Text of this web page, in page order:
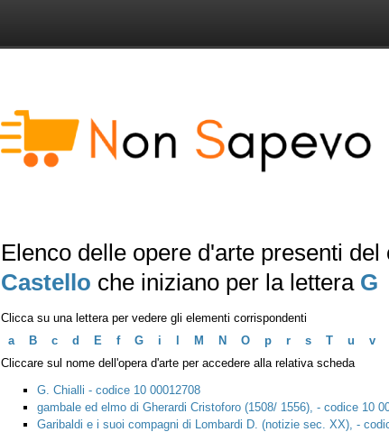
Elenco delle opere d'arte presenti del
Castello che iniziano per la lettera G
Clicca su una lettera per vedere gli elementi corrispondenti
a
B c d E f G i M N O p r s T u
v
Cliccare sul nome dell'opera d'arte per accedere alla relativa scheda
G. Chialli - codice 10 00012708
gambale ed elmo di Gherardi Cristoforo (1508/ 1556), - codice 10
Garibaldi e i suoi compagni di Lombardi D. (notizie sec. XX), -